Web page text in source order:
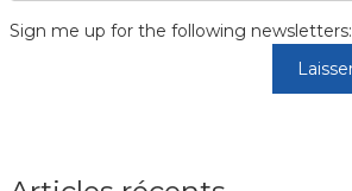
Sign me up for the following newsletters: